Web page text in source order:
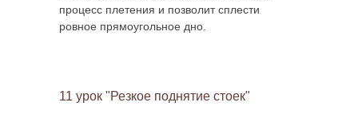
процесс плетения и позволит сплести
ровное прямоугольное дно.
11 урок "Резкое поднятие стоек"